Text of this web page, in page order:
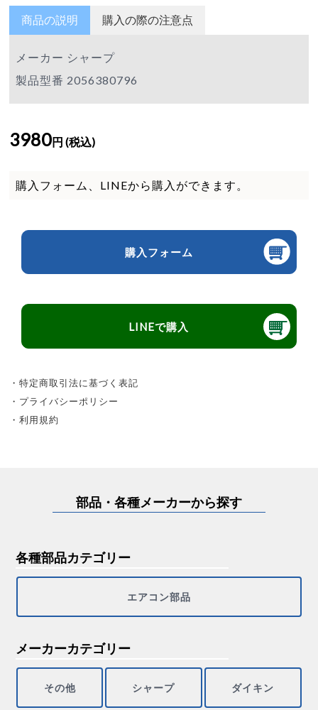
商品の説明
メーカー シャープ
製品型番 2056380796
購入の際の注意点
3980円 (税込)
購入フォーム、LINEから購入ができます。
購入フォーム
LINEで購入
・特定商取引法に基づく表記
・プライバシーポリシー
・利用規約
部品・各種メーカーから探す
各種部品カテゴリー
エアコン部品
メーカーカテゴリー
その他 シャープ ダイキン